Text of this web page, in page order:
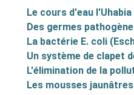
Le cours d'eau l'Uhabia
Des germes
La bactérie E. coli
Un système de clapet
L'élimination de la
Les mousses